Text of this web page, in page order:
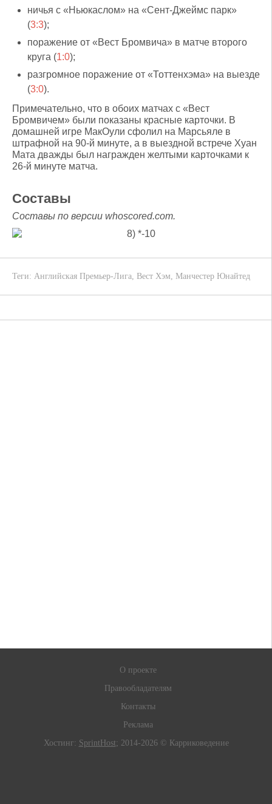
ничья с «Ньюкаслом» на «Сент-Джеймс парк»
(3:3);
поражение от «Вест Бромвича» в матче второго
круга (1:0);
разгромное поражение от «Тоттенхэма» на выезде
(3:0).
Примечательно, что в обоих матчах с «Вест
Бромвичем» были показаны красные карточки. В
домашней игре МакОули сфолил на Марсьяле в
штрафной на 90-й минуте, а в выездной встрече Хуан
Мата дважды был награжден желтыми карточками к
26-й минуте матча.
Составы
Составы по версии whoscored.com.
Теги: Английская Премьер-Лига, Вест Хэм, Манчестер Юнайтед
О проекте
Правообладателям
Контакты
Реклама
Хостинг: SprintHost; 2014-2026 © Карриковедение